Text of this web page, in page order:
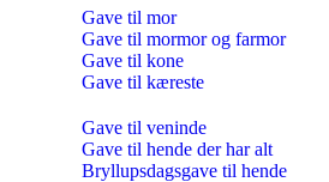
Gave til mor
Gave til mormor og farmor
Gave til kone
Gave til kæreste
Gave til veninde
Gave til hende der har alt
Bryllupsdagsgave til hende